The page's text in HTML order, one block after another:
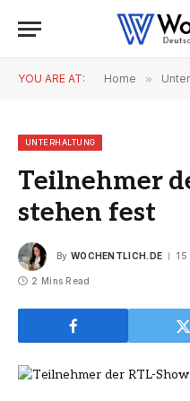
YOU ARE AT: Home »
UNTERHALTUNG
Teilnehmer
stehen fest
By WOCHENTLICH.DE 15
2 Mins Read